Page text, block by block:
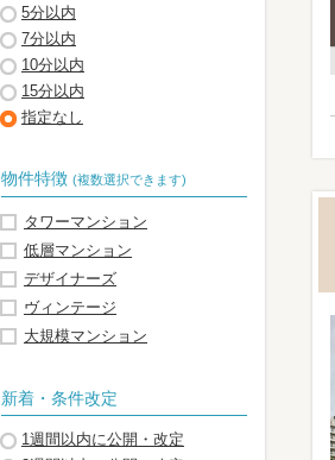
5分以内
7分以内
10分以内
15分以内
指定なし
物件特徴 (複数選択できます)
タワーマンション
低層マンション
デザイナーズ
ヴィンテージ
大規模マンション
新着・条件改定
1週間以内に公開・改定